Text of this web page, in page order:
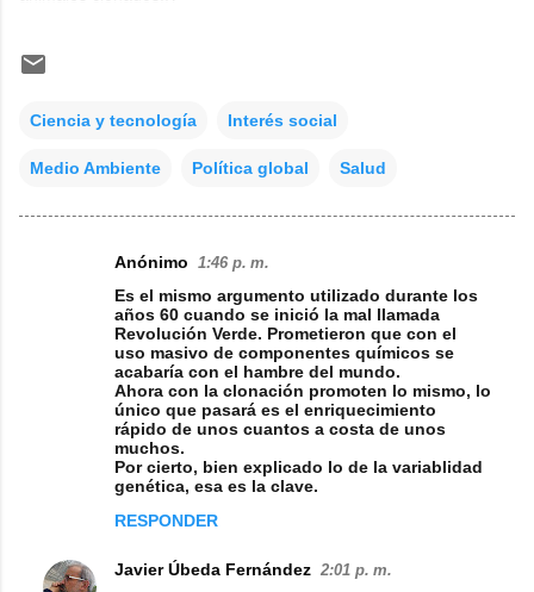
Ciencia y tecnología Interés social
Medio Ambiente Política global Salud
o
Anónimo 1:46 p. m.
Es el mismo argumento utilizado durante los
años 60 cuando se inició la mal llamada
Revolución Verde. Prometieron que con el
uso masivo de componentes químicos se
acabaría con el hambre del mundo.
Ahora con la clonación promoten lo mismo, lo
único que pasará es el enriquecimiento
rápido de unos cuantos a costa de unos
muchos.
Por cierto, bien explicado lo de la variablidad
genética, esa es la clave.
RESPONDER
Javier Úbeda Fernández 2:01 p. m.